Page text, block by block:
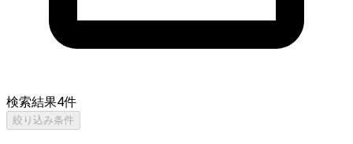
検索結果4件
絞り込み条件